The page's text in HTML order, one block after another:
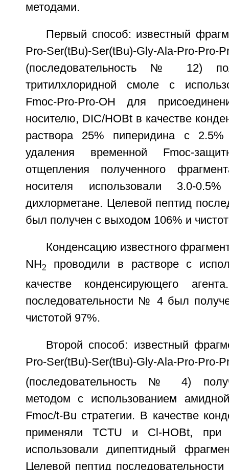
методами.
Первый способ: известный
Pro-Ser(tBu)-Ser(tBu)-Gly-Ala-Pro-Pro-
(последовательность № 12)
тритилхлоридной смоле с
Fmoc-Pro-Pro-OH для
носителю, DIC/HOBt в качестве
раствора 25% пиперидина с
удаления временной Fmoc-
отщепления полученного
носителя использовали 3.0-
дихлорметане. Целевой пептид
был получен с выходом 106% и
Конденсацию известного
NH2
проводили в растворе с
качестве конденсирующего
последовательности № 4 был
чистотой 97%.
Второй способ: известный
Pro-Ser(tBu)-Ser(tBu)-Gly-Ala-Pro-Pro-
(последовательность № 4)
методом с использованием
Fmoc/t-Bu стратегии. В качестве
применяли TCTU и Cl-HOBt, при
использовали дипептидный
Целевой пептид